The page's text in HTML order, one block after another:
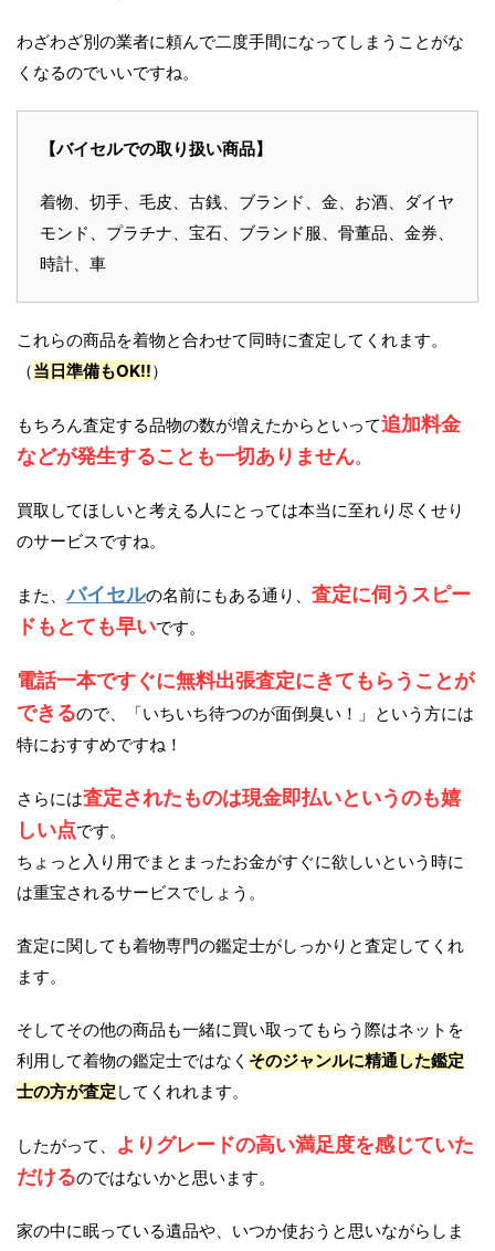
わざわざ別の業者に頼んで二度手間になってしまうことがな
くなるのでいいですね。
【バイセルでの取り扱い商品】
着物、切手、毛皮、古銭、ブランド、金、お酒、ダイヤ
モンド、プラチナ、宝石、ブランド服、骨董品、金券、
時計、車
これらの商品を着物と合わせて同時に査定してくれます。
（当日準備もOK!!）
もちろん査定する品物の数が増えたからといって追加料金
などが発生することも一切ありません。
買取してほしいと考える人にとっては本当に至れり尽くせり
のサービスですね。
また、バイセルの名前にもある通り、 査定に伺うスピー
ドもとても早いです。
電話一本ですぐに無料出張査定にきてもらうことが
できるので、「いちいち待つのが面倒臭い！」という方には
特におすすめですね！
さらには査定されたものは現金即払いというのも嬉
しい点です。
ちょっと入り用でまとまったお金がすぐに欲しいという時に
は重宝されるサービスでしょう。
査定に関しても着物専門の鑑定士がしっかりと査定してくれ
ます。
そしてその他の商品も一緒に買い取ってもらう際はネットを
利用して着物の鑑定士ではなく そのジャンルに精通した鑑定
士の方が査定 してくれれます。
したがって、
よりグレードの高い満足度を感じていた
だけるのではないかと思います。
家の中に眠っている遺品や、いつか使おうと思いながらしま